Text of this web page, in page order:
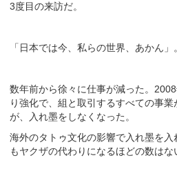
3度目の来訪だ。
「日本では今、私らの世界、あかん」。
数年前から徐々に仕事が減った。
り強化で、組と取引するすべての事
が、入れ墨をしなくなった。
海外のタトゥ文化の影響で入れ墨を
もヤクザの代わりになるほどの数はな